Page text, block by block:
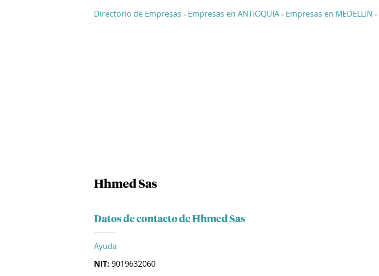
Directorio de Empresas - Empresas en ANTIOQUIA - Empresas en MEDELLIN -
Hhmed Sas
Datos de contacto de Hhmed Sas
Ayuda
NIT: 9019632060